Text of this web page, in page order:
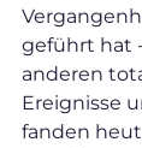
geführt hat
anderen
Ereignisse
fanden